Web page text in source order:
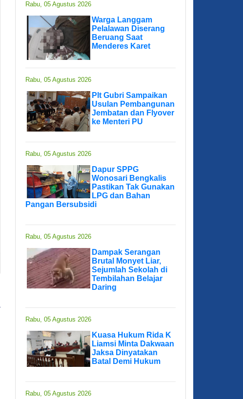
Rabu, 05 Agustus 2026
Warga Langgam
Pelalawan Diserang
Beruang Saat
Menderes Karet
Rabu, 05 Agustus 2026
Plt Gubri Sampaikan
Usulan Pembangunan
Jembatan dan Flyover
ke Menteri PU
Rabu, 05 Agustus 2026
Dapur SPPG
Wonosari Bengkalis
Pastikan Tak Gunakan
LPG dan Bahan
Pangan Bersubsidi
Rabu, 05 Agustus 2026
Dampak Serangan
Brutal Monyet Liar,
Sejumlah Sekolah di
Tembilahan Belajar
Daring
Rabu, 05 Agustus 2026
Kuasa Hukum Rida K
Liamsi Minta Dakwaan
Jaksa Dinyatakan
Batal Demi Hukum
Rabu, 05 Agustus 2026